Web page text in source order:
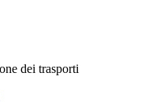
dei trasporti